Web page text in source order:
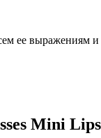
ее
Mini